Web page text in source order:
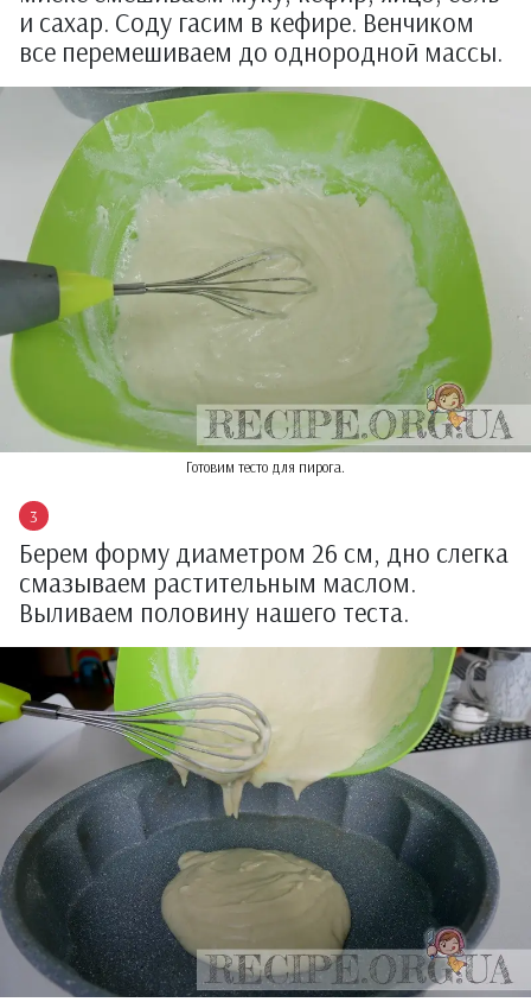
и сахар. Соду гасим в кефире. Венчиком
все перемешиваем до однородной массы.
Готовим тесто для пирога.
Берем форму диаметром 26 см, дно слегка
смазываем растительным маслом.
Выливаем половину нашего теста.